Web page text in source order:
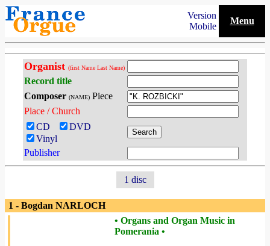
Version
Mobile
Menu
Organist (first Name Last Name)
Record title
Composer (NAME) Piece
Place / Church
CD
DVD
Vinyl
Publisher
1 disc
1 - Bogdan NARLOCH
• Organs and Organ Music in
Pomerania •